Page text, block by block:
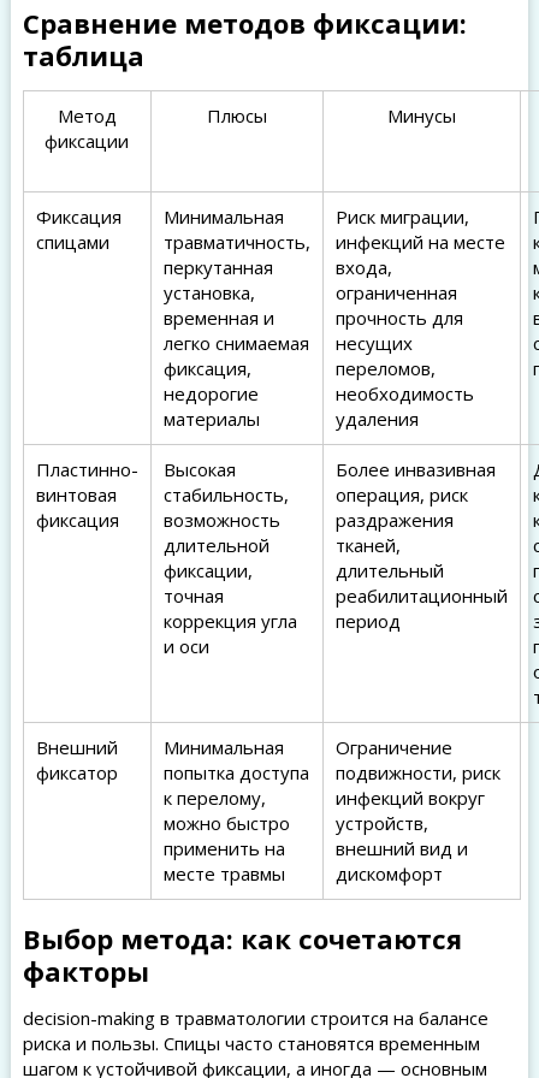
Сравнение методов фиксации:
таблица
Метод
фиксации
Плюсы Минусы
Фиксация
спицами
Минимальная
травматичность,
перкутанная
установка,
временная и
легко снимаемая
фиксация,
недорогие
материалы
Риск миграции,
инфекций на месте
входа,
ограниченная
прочность для
несущих
переломов,
необходимость
удаления
Пластинно-
винтовая
фиксация
Высокая
стабильность,
возможность
длительной
фиксации,
точная
коррекция угла
и оси
Более инвазивная
операция, риск
раздражения
тканей,
длительный
реабилитационный
период
Внешний
фиксатор
Минимальная
попытка доступа
к перелому,
можно быстро
применить на
месте травмы
Ограничение
подвижности, риск
инфекций вокруг
устройств,
внешний вид и
дискомфорт
Выбор метода: как сочетаются
факторы
decision-making в травматологии строится на балансе
риска и пользы. Спицы часто становятся временным
шагом к устойчивой фиксации, а иногда — основным